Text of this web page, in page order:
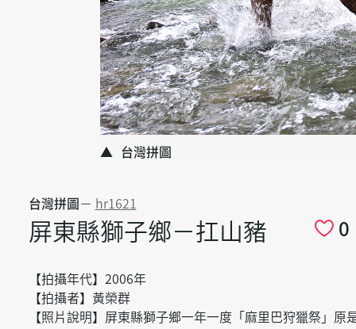
台灣拼圖
台灣拼圖 － hr1621
屏東縣獅子鄉－扛山豬 0
【拍攝年代】2006年
【拍攝者】黃榮群
【照片說明】屏東縣獅子鄉一年一度「麻里巴狩獵祭」原